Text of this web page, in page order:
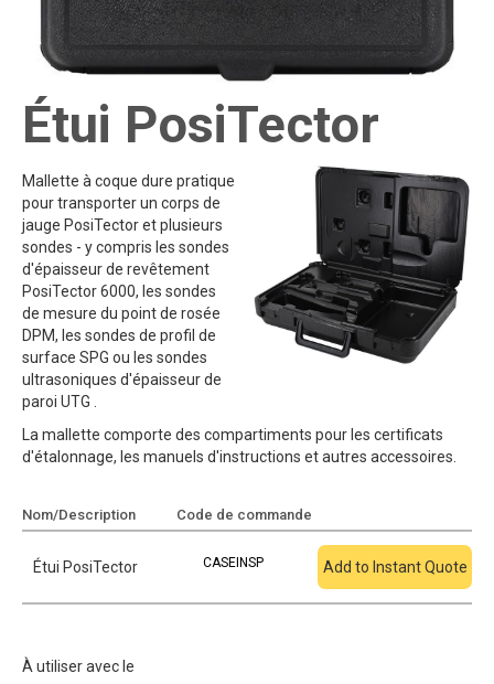
Étui PosiTector
Mallette à coque dure pratique
pour transporter un corps de
jauge PosiTector et plusieurs
sondes - y compris les sondes
d'épaisseur de revêtement
PosiTector 6000, les sondes
de mesure du point de rosée
DPM, les sondes de profil de
surface SPG ou les sondes
ultrasoniques d'épaisseur de
paroi UTG .
La mallette comporte des compartiments pour les certificats
d'étalonnage, les manuels d'instructions et autres accessoires.
Nom/Description Code de commande
Étui PosiTector CASEINSP Add to Instant Quote
À utiliser avec le